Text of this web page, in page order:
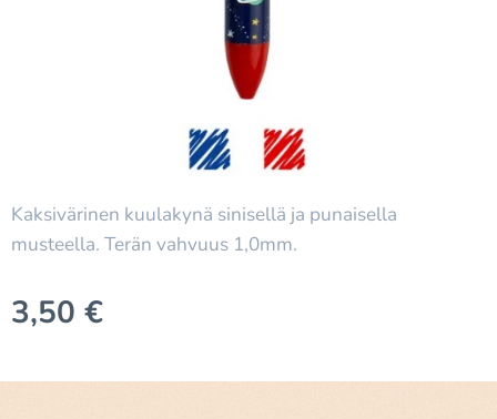
Kaksivärinen kuulakynä sinisellä ja punaisella
musteella. Terän vahvuus 1,0mm.
3,50 €